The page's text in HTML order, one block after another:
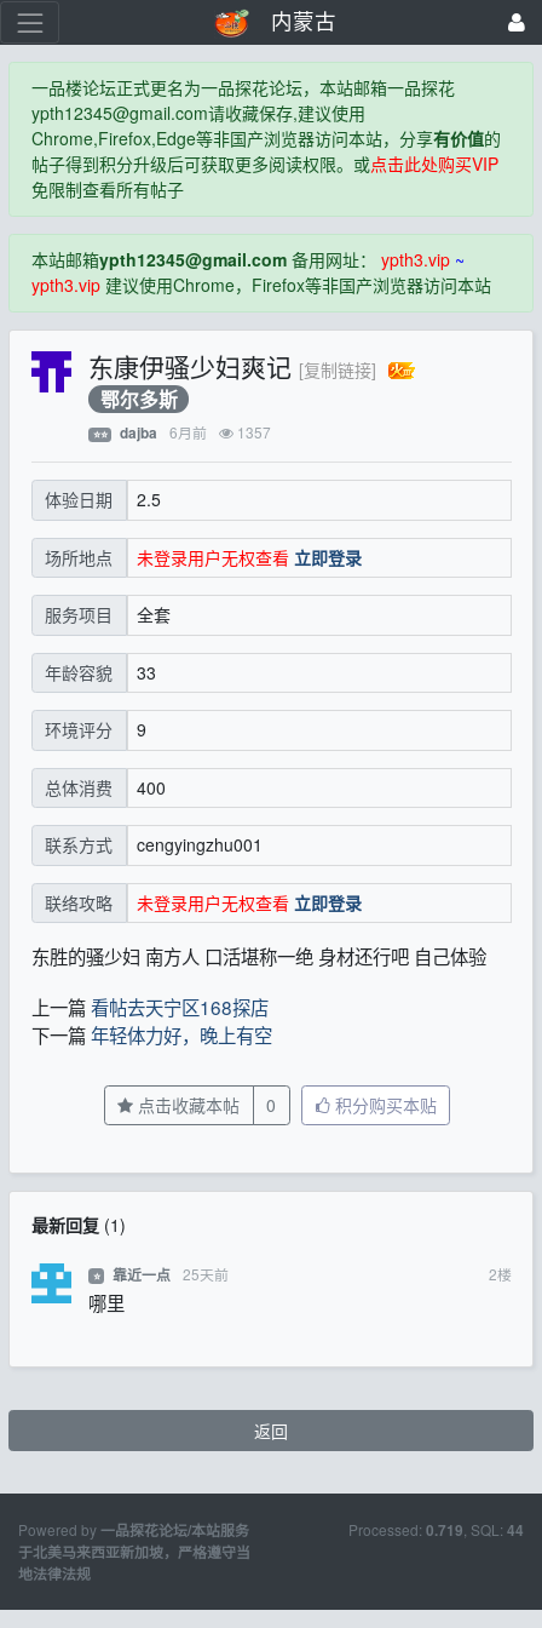
内蒙古
一品楼论坛正式更名为一品探花论坛，本站邮箱一品探花
ypth12345@gmail.com请收藏保存,建议使用
Chrome,Firefox,Edge等非国产浏览器访问本站，分享有价值的
帖子得到积分升级后可获取更多阅读权限。或点击此处购买VIP
免限制查看所有帖子
本站邮箱ypth12345@gmail.com备用网址： ypth3.vip~
ypth3.vip建议使用Chrome，Firefox等非国产浏览器访问本站
东康伊骚少妇爽记 [复制链接]
鄂尔多斯
⭐⭐ dajba 6月前 1357
体验日期 2.5
场所地点 未登录用户无权查看 立即登录
服务项目 全套
年龄容貌 33
环境评分 9
总体消费 400
联系方式 cengyingzhu001
联络攻略 未登录用户无权查看 立即登录
东胜的骚少妇 南方人 口活堪称一绝 身材还行吧 自己体验
上一篇 看帖去天宁区168探店
下一篇 年轻体力好，晚上有空
点击收藏本帖 0 积分购买本贴
最新回复(1)
⭐ 靠近一点 25天前 2楼
哪里
返回
Powered by一品探花论坛/本站服务
于北美马来西亚新加坡，严格遵守当
地法律法规
Processed: 0.719 , SQL: 44